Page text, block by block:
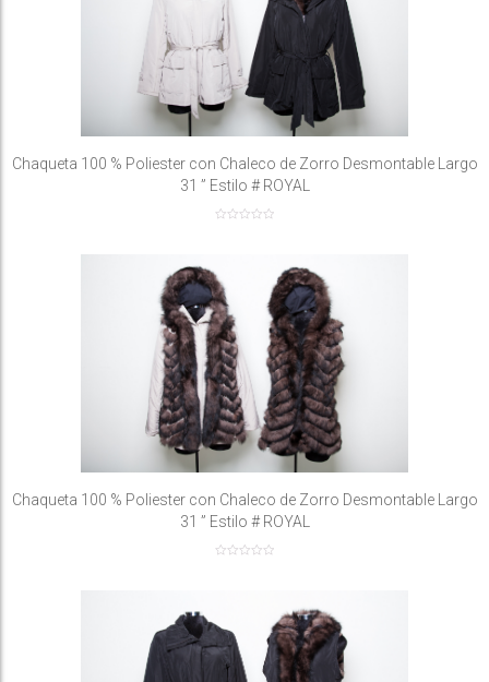
Chaqueta 100 % Poliester con Chaleco de Zorro Desmontable Largo
31 ” Estilo # ROYAL
Chaqueta 100 % Poliester con Chaleco de Zorro Desmontable Largo
31 ” Estilo # ROYAL